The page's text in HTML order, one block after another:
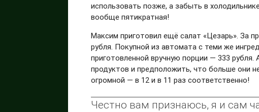
использовать позже, а забыть в
вообще пятикратная!
Максим приготовил ещё салат «Цезарь». За
рубля. Покупной из автомата с теми же
приготовленной вручную порции — 333
продуктов и предположить, что больше они
огромной — в 12 и в 11 раз соответственно!
Честно вам признаюсь, я и сам